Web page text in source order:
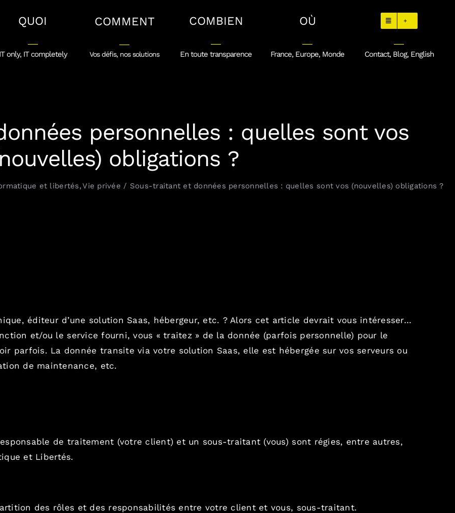
QUOI
IT only, IT completely
COMMENT
Vos défis, nos solutions
COMBIEN
En toute transparence
OÙ
France, Europe, Monde
+
Contact, Blog, English
personnelles : quelles sont vos
obligations ?
et libertés Vie privée Sous-traitant et données personnelles : quelles sont vos (nouvelles) obligations ?
éditeur d’une solution Saas, hébergeur, etc. ? Alors cet article devrait vous intéresser…
et/ou le service fourni, vous « traitez » de la donnée (parfois personnelle) pour le
parfois. La donnée transite via votre solution Saas, elle est hébergée sur vos serveurs ou
de maintenance, etc.
de traitement (votre client) et un sous-traitant (vous) sont régies, entre autres,
et Libertés.
des rôles et des responsabilités entre votre client et vous, sous-traitant.